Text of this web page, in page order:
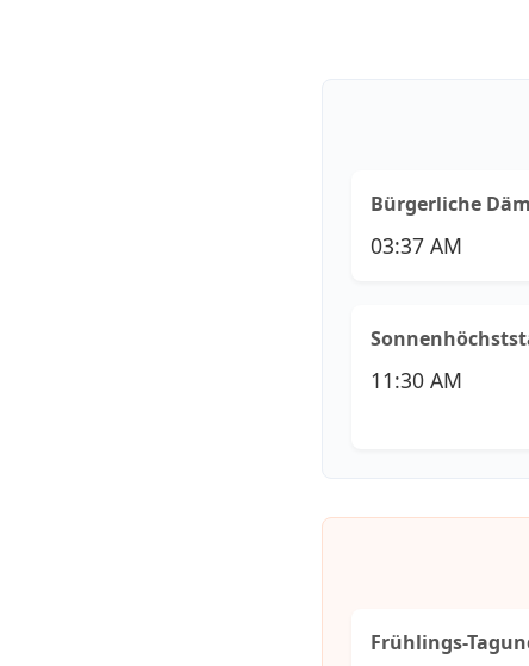
Bürgerliche
03:37 AM
11:30 AM
Frühlings-